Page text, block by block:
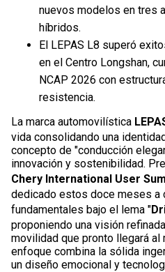
nuevos modelos en tres
híbridos.
El LEPAS L8 superó
en el Centro Longshan,
NCAP 2026 con
resistencia.
La marca automovilística
vida consolidando una
concepto de "conducción
innovación y sostenibilidad.
Chery International User
dedicado estos doce meses a
fundamentales bajo el lema "
proponiendo una visión
movilidad que pronto llegará al
enfoque combina la sólida
un diseño emocional y